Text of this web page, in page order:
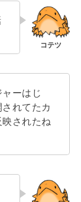
ーはじ
れてたカ
されたね